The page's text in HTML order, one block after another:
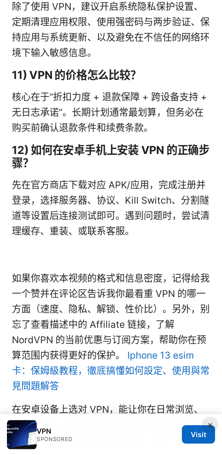
除了使用 VPN，建议开启系统隐私保护设置、
定期清理应用权限、使用强密码与两步验证、保
持应用与系统更新、以及避免在不信任的网络环
境下输入敏感信息。
11) VPN 的价格怎么比较？
核心在于“折扣力度 + 退款保障 + 跨设备支持 +
无日志承诺”。长期计划通常最划算，但务必在
购买前确认退款条件和续费条款。
12) 如何在安卓手机上安装 VPN 的正确步
骤？
先在官方商店下载对应 APK/应用，完成注册并
登录，选择服务器、协议、Kill Switch、分割隧
道等设置后连接测试即可。遇到问题时，尝试清
理缓存、重装、或联系客服。
如果你喜欢本视频的格式和信息密度，记得给我
一个赞并在评论区告诉我你最看重 VPN 的哪一
方面（速度、隐私、解锁、性价比）。另外，别
忘了查看描述中的 Affiliate 链接，了解
NordVPN 的当前优惠与订阅方案，帮助你在预
算范围内获得更好的保护。 Iphone 13 esim
卡：保姆級教程，徹底搞懂如何設定、使用與常
見問題解答
在安卓设备上选对 VPN，能让你在日常浏览、
工作、娱乐之间获得更稳妥的隐私保护与更顺畅
的体验。希望本指南对你有帮助，我们下期再
×
VPN
SPONSORED
Visit